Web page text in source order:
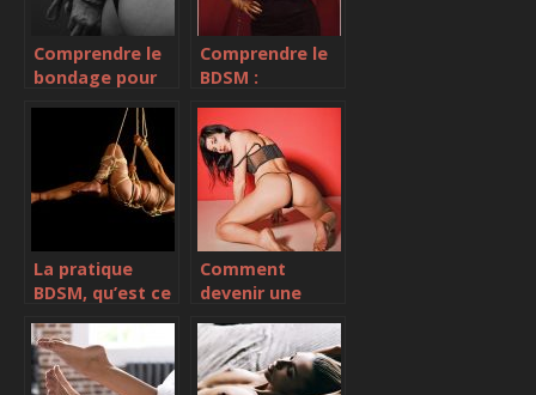
Comprendre le
bondage pour
Comprendre le
BDSM :
discipline,
domination,
soumission,
sado-
masochisme
La pratique
BDSM, qu’est ce
exactement ?
Comment
devenir une